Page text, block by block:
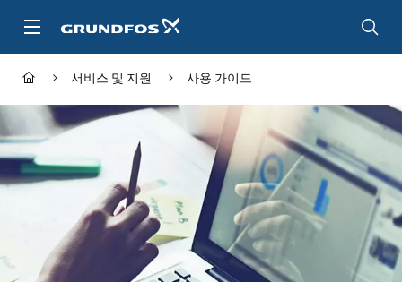
바
로
가
기
서비스 및 지원 사용 가이드